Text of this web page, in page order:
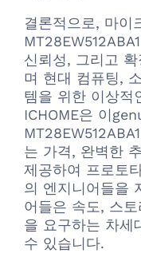
결론적으로, 마이
신뢰성, 그리고
며 현대 컴퓨팅,
템을 위한 이상적
ICHOME은 이
는 가격, 완벽한
제공하여 프로토
의 엔지니어들을
어들은 속도, 스
을 요구하는 차세
수 있습니다.